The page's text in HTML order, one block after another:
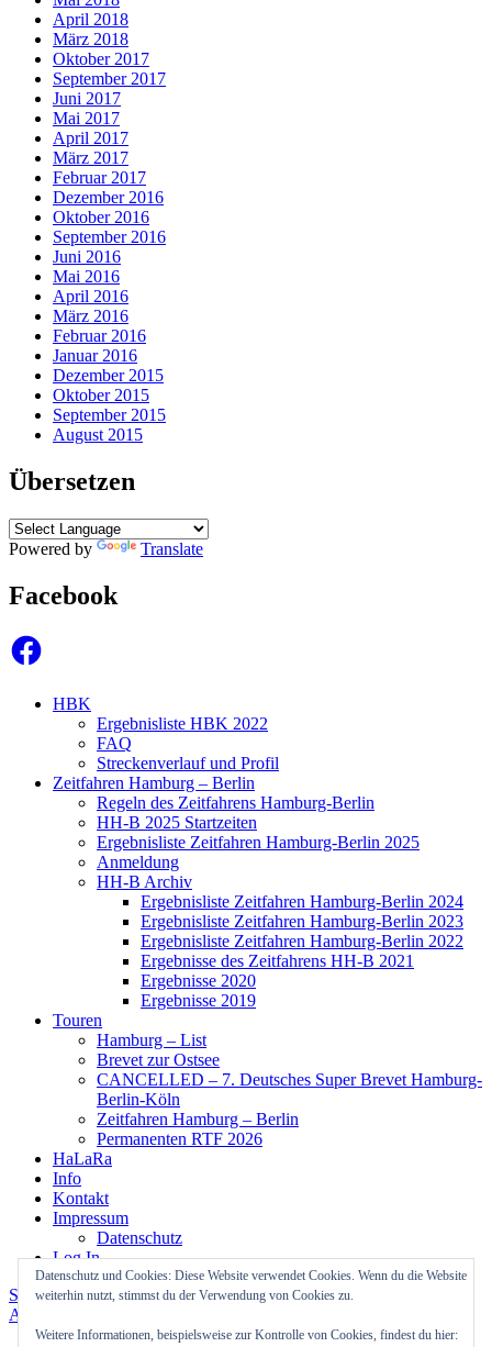
April 2018
März 2018
Oktober 2017
September 2017
Juni 2017
Mai 2017
April 2017
März 2017
Februar 2017
Dezember 2016
Oktober 2016
September 2016
Juni 2016
Mai 2016
April 2016
März 2016
Februar 2016
Januar 2016
Dezember 2015
Oktober 2015
September 2015
August 2015
Übersetzen
Powered by Translate
Facebook
Facebook
HBK
Ergebnisliste HBK 2022
FAQ
Streckenverlauf und Profil
Zeitfahren Hamburg – Berlin
Regeln des Zeitfahrens Hamburg-Berlin
HH-B 2025 Startzeiten
Ergebnisliste Zeitfahren Hamburg-Berlin 2025
Anmeldung
HH-B Archiv
Ergebnisliste Zeitfahren Hamburg-Berlin 2024
Ergebnisliste Zeitfahren Hamburg-Berlin 2023
Ergebnisliste Zeitfahren Hamburg-Berlin 2022
Ergebnisse des Zeitfahrens HH-B 2021
Ergebnisse 2020
Ergebnisse 2019
Touren
Hamburg – List
Brevet zur Ostsee
CANCELLED – 7. Deutsches Super Brevet Hamburg-
Berlin-Köln
Zeitfahren Hamburg – Berlin
Permanenten RTF 2026
HaLaRa
Info
Kontakt
Impressum
Datenschutz
Log In
Stolz präsentiert von WordPress
Theme: Colinear von
Automattic
Datenschutz und Cookies: Diese Website verwendet Cookies. Wenn du die Website
weiterhin nutzt, stimmst du der Verwendung von Cookies zu.
Weitere Informationen, beispielsweise zur Kontrolle von Cookies, findest du hier: